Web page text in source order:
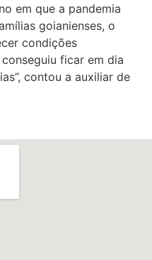
em que a pandemia
goianienses, o
condições
ficar em dia
contou a auxiliar de